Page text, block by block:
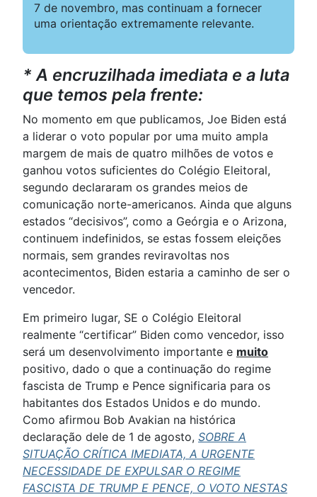
7 de novembro, mas continuam a fornecer
uma orientação extremamente relevante.
* A encruzilhada imediata e a luta
que temos pela frente:
No momento em que publicamos, Joe Biden está
a liderar o voto popular por uma muito ampla
margem de mais de quatro milhões de votos e
ganhou votos suficientes do Colégio Eleitoral,
segundo declararam os grandes meios de
comunicação norte-americanos. Ainda que alguns
estados “decisivos”, como a Geórgia e o Arizona,
continuem indefinidos, se estas fossem eleições
normais, sem grandes reviravoltas nos
acontecimentos, Biden estaria a caminho de ser o
vencedor.
Em primeiro lugar, SE o Colégio Eleitoral
realmente “certificar” Biden como vencedor, isso
será um desenvolvimento importante e muito
positivo, dado o que a continuação do regime
fascista de Trump e Pence significaria para os
habitantes dos Estados Unidos e do mundo.
Como afirmou Bob Avakian na histórica
declaração dele de 1 de agosto, SOBRE A
SITUAÇÃO CRÍTICA IMEDIATA, A URGENTE
NECESSIDADE DE EXPULSAR O REGIME
FASCISTA DE TRUMP E PENCE, O VOTO NESTAS